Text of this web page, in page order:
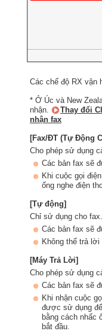
Các chế độ RX vận
* Ở Úc và New
nhận.
Thay đổi
nhận fax
[Fax/ĐT (Tự Động
Cho phép sử dụng
Các bản fax sẽ
Khi cuộc gọi
ống nghe điện
[Tự động]
Chỉ sử dụng cho fax.
Các bản fax sẽ
Không thể trả lời
[Máy Trả Lời]
Cho phép sử dụng
Các bản fax sẽ
Khi nhận cuộc
được sử dụng
bằng cách nhấc
bắt đầu.